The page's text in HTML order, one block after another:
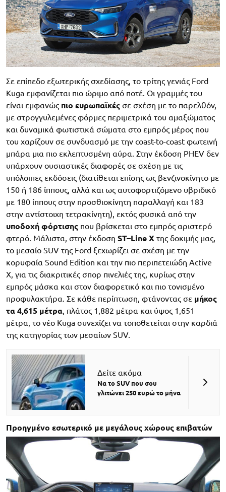
Σε επίπεδο εξωτερικής σχεδίασης, το τρίτης γενιάς Ford
Kuga εμφανίζεται πιο ώριμο από ποτέ. Οι γραμμές του
είναι εμφανώς πιο ευρωπαϊκές σε σχέση με το παρελθόν,
με στρογγυλεμένες φόρμες περιμετρικά του αμαξώματος
και δυναμικά φωτιστικά σώματα στο εμπρός μέρος που
του χαρίζουν σε συνδυασμό με την coast-to-coast φωτεινή
μπάρα μια πιο εκλεπτυσμένη αύρα. Στην έκδοση PHEV δεν
υπάρχουν ουσιαστικές διαφορές σε σχέση με τις
υπόλοιπες εκδόσεις (διατίθεται επίσης ως βενζινοκίνητο με
150 ή 186 ίππους, αλλά και ως αυτοφορτιζόμενο υβριδικό
με 180 ίππους στην προσθιοκίνητη παραλλαγή και 183
στην αντίστοιχη τετρακίνητη), εκτός φυσικά από την
υποδοχή φόρτισης που βρίσκεται στο εμπρός αριστερό
φτερό. Μάλιστα, στην έκδοση ST–Line X της δοκιμής μας,
το μεσαίο SUV της Ford ξεχωρίζει σε σχέση με την
κορυφαία Sound Edition και την πιο περιπετειώδη Active
Χ, για τις διακριτικές σπορ πινελιές της, κυρίως στην
εμπρός μάσκα και στον διαφορετικό και πιο τονισμένο
προφυλακτήρα. Σε κάθε περίπτωση, φτάνοντας σε μήκος
τα 4,615 μέτρα, πλάτος 1,882 μέτρα και ύψος 1,651
μέτρα, το νέο Kuga συνεχίζει να τοποθετείται στην καρδιά
της κατηγορίας των μεσαίων SUV.
Δείτε ακόμα
Να το SUV που σου
γλιτώνει 250 ευρώ το μήνα
Προηγμένο εσωτερικό με μεγάλους χώρους επιβατών